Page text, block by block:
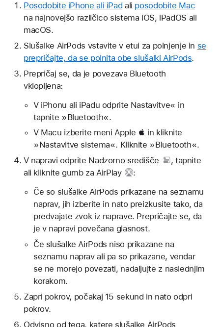
Posodobite iPhone ali iPad ali posodobite Mac
na najnovejšo različico sistema iOS, iPadOS ali
macOS.
Slušalke AirPods vstavite v etui za polnjenje in se
prepričajte, da se polnita obe slušalki AirPods.
Prepričaj se, da je povezava Bluetooth
vklopljena:
V iPhonu ali iPadu odprite Nastavitve« in
tapnite »Bluetooth«.
V Macu izberite meni Apple  in kliknite
»Nastavitve sistema«. Kliknite »Bluetooth«.
V napravi odprite Nadzorno središče
, tapnite
ali kliknitegumb za AirPlay
:
Če so slušalke AirPods prikazane na seznamu
naprav, jih izberite in nato preizkusite tako, da
predvajate zvok iz naprave. Prepričajte se, da
je v napravi povečana glasnost.
Če slušalke AirPods niso prikazane na
seznamu naprav ali pa so prikazane, vendar
se ne morejo povezati, nadaljujte z naslednjim
korakom.
Zapri pokrov, počakaj 15 sekund in nato odpri
pokrov.
Odvisno od tega, katere slušalke AirPods